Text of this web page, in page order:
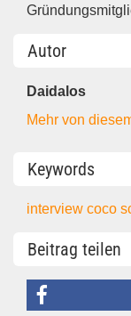
Autor
Daidalos
Mehr von
Keywords
interviewcoco
Beitrag teilen